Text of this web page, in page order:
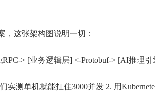
，这张架构图说明一切：
> [业务逻辑层] <-Protobuf-> [AI推理引
实测单机就能扛住3000并发 2. 用